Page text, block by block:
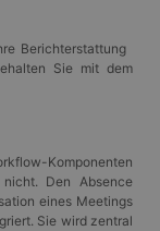
Berichterstattung
Sie mit dem
Komponenten
Den Absence
eines Meetings
Sie wird zentral